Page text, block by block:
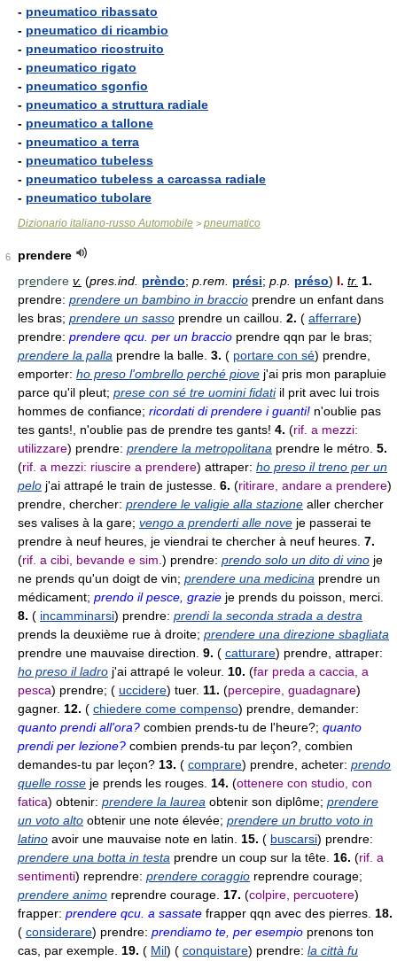
- pneumatico ribassato
- pneumatico di ricambio
- pneumatico ricostruito
- pneumatico rigato
- pneumatico sgonfio
- pneumatico a struttura radiale
- pneumatico a tallone
- pneumatico a terra
- pneumatico tubeless
- pneumatico tubeless a carcassa radiale
- pneumatico tubolare
Dizionario italiano-russo Automobile > pneumatico
6
prendere
prendere v. (pres.ind. prèndo; p.rem. prési; p.p. préso) I. tr. 1.
prendre: prendere un bambino in braccio prendre un enfant dans
les bras; prendere un sasso prendre un caillou. 2. ( afferrare)
prendre: prendere qcu. per un braccio prendre qqn par le bras;
prendere la palla prendre la balle. 3. ( portare con sé) prendre,
emporter: ho preso l'ombrello perché piove j'ai pris mon parapluie
parce qu'il pleut; prese con sé tre uomini fidatiil prit avec lui trois
hommes de confiance; ricordati di prendere i guanti! n'oublie pas
tes gants!, n'oublie pas de prendre tes gants! 4. (rif. a mezzi:
utilizzare) prendre: prendere la metropolitana prendre le métro. 5.
(rif. a mezzi: riuscire a prendere) attraper: ho preso il treno per un
pelo j'ai attrapé le train de justesse. 6. (ritirare, andare a prendere)
prendre, chercher: prendere le valigie alla stazione aller chercher
ses valises à la gare; vengo a prenderti alle nove je passerai te
prendre à neuf heures, je viendrai te chercher à neuf heures. 7.
(rif. a cibi, bevande e sim. ) prendre: prendo solo un dito di vino je
ne prends qu'un doigt de vin; prendere una medicina prendre un
médicament; prendo il pesce, grazie je prends du poisson, merci.
8. ( incamminarsi) prendre: prendi la seconda strada a destra
prends la deuxième rue à droite; prendere una direzione sbagliata
prendre une mauvaise direction. 9. ( catturare) prendre, attraper:
ho preso il ladro j'ai attrapé le voleur. 10. (far preda a caccia, a
pesca) prendre; ( uccidere) tuer. 11. (percepire, guadagnare)
gagner. 12. ( chiedere come compenso) prendre, demander:
quanto prendi all'ora? combien prends-tu de l'heure?; quanto
prendi per lezione? combien prends-tu par leçon?, combien
demandes-tu par leçon? 13. ( comprare) prendre, acheter: prendo
quelle rosse je prends les rouges. 14. (ottenere con studio, con
fatica) obtenir: prendere la laurea obtenir son diplôme; prendere
un voto alto obtenir une note élevée; prendere un brutto voto in
latino avoir une mauvaise note en latin. 15. ( buscarsi) prendre:
prendere una botta in testa prendre un coup sur la tête. 16. (rif. a
sentimenti) reprendre: prendere coraggio reprendre courage;
prendere animo reprendre courage. 17. (colpire, percuotere)
frapper: prendere qcu. a sassate frapper qqn avec des pierres. 18.
( considerare) prendre: prendiamo te, per esempio prenons ton
cas, par exemple. 19. ( Mil) ( conquistare) prendre: la città fu